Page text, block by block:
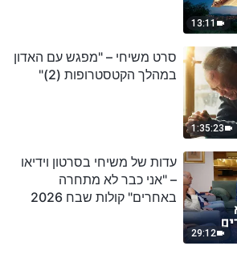
13:11
1:35:23
סרט משיחי – "מפגש עם האדון
במהלך הקטסטרופות (2)"
29:12
עדות של משיחי בסרטון וידיאו
– "אני כבר לא מתחרה
באחרים" קולות שבח 2026